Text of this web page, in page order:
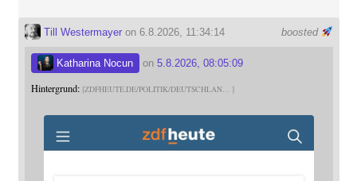
boosted
Till Westermayeron 6.8.2026, 11:34:14
Katharina Nocun on 5.8.2026, 08:05:09
Hintergrund: ZDFHEUTE.DE/POLITIK/DEUTSCHLAN